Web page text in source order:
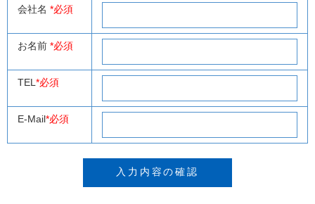
会社名 *必須
お名前 *必須
TEL *必須
E-Mail*必須